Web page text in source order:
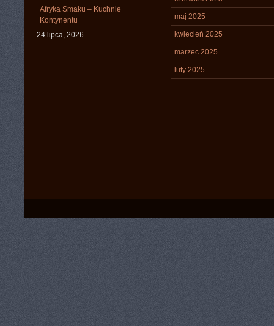
Afryka Smaku – Kuchnie
Kontynentu
24 lipca, 2026
maj 2025
kwiecień 2025
marzec 2025
luty 2025